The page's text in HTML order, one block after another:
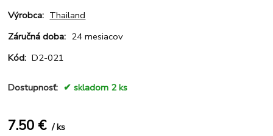
Výrobca: Thailand
Záručná doba: 24 mesiacov
Kód: D2-021
Dostupnosť: skladom 2 ks
7.50 € ks